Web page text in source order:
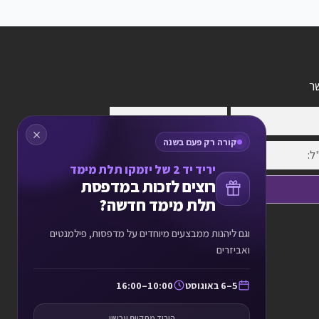
קורה רק פעם בשנה
יריד יד 2 של יזמקו תלת מימד
רוצים לזכות במדפסת
תלת מימד חדשה?
וגם ליהנות ממבצעים מיוחדים על מדפסות, פילמנטים
ואביזרים
5–6 באוגוסט 10:00–16:00
שלח פרטים